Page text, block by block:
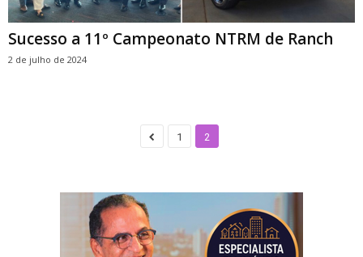
Sucesso a 11º Campeonato NTRM de Ranch
2 de julho de 2024
1 2